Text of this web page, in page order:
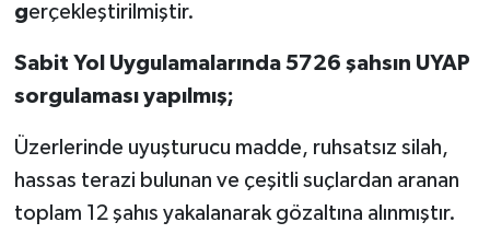
gerçekleştirilmiştir.
Sabit Yol Uygulamalarında 5726 şahsın UYAP
sorgulaması yapılmış;
Üzerlerinde uyuşturucu madde, ruhsatsız silah,
hassas terazi bulunan ve çeşitli suçlardan aranan
toplam 12 şahıs yakalanarak gözaltına alınmıştır.